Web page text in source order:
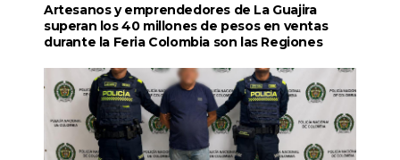
Artesanos y emprendedores de La Guajira
superan los 40 millones de pesos en ventas
durante la Feria Colombia son las Regiones